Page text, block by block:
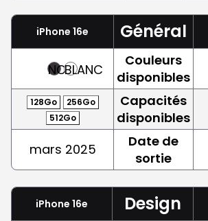
iPhone 16e Général
NOIRBLANC
Couleurs
disponibles
128Go
256Go
512Go
Capacités
disponibles
mars 2025
Date de
sortie
iPhone 16e Design